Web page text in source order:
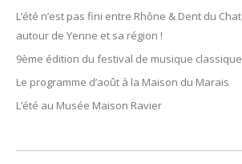
L’été n’est pas fini entre Rhône & Dent du
autour de Yenne et sa région !
9ème édition du festival de musique classique
Le programme d’août à la Maison du Marais
L’été au Musée Maison Ravier